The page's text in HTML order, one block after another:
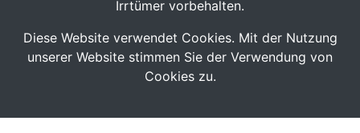
Irrtümer vorbehalten.
Diese Website verwendet Cookies. Mit der Nutzung
unserer Website stimmen Sie der Verwendung von
Cookies zu.